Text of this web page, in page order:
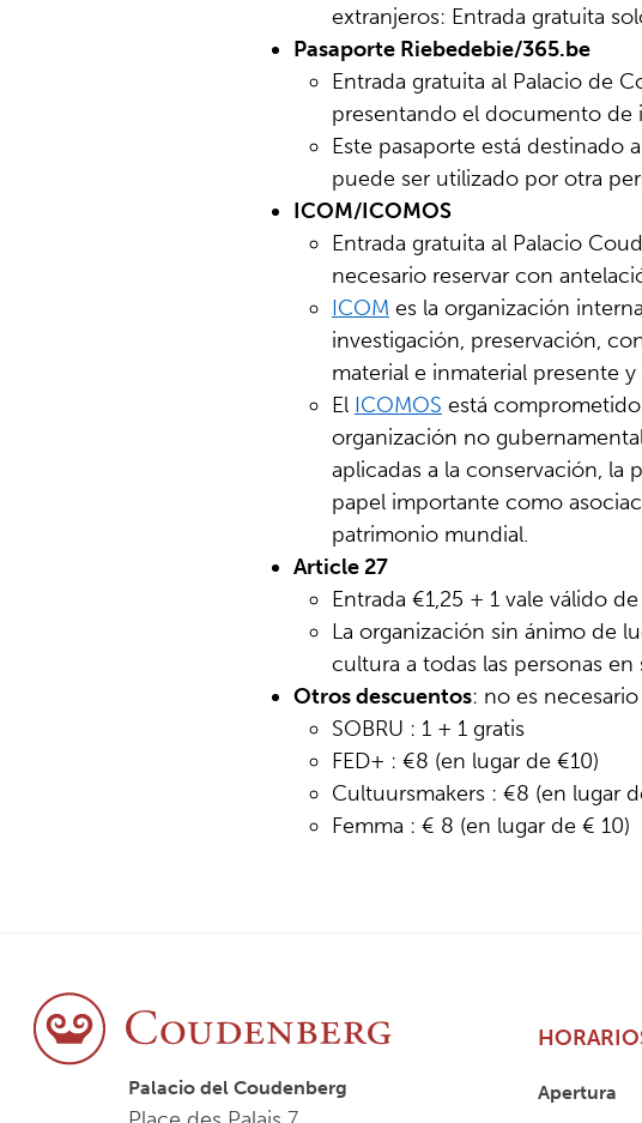
extranjeros: Entrada gratuita
Pasaporte Riebedebie/365.be
Entrada gratuita al Palacio de
presentando el documento de
Este pasaporte está destinado
puede ser utilizado por otra
ICOM/ICOMOS
Entrada gratuita al Palacio
necesario reservar con
ICOM es la organización
investigación, preservación,
material e inmaterial presente
El ICOMOS está
organización no
aplicadas a la conservación, la
papel importante como
patrimonio mundial.
Article 27
Entrada €1,25 + 1 vale válido
La organización sin ánimo de
cultura a todas las personas
Otros descuentos: no es
SOBRU : 1 + 1 gratis
FED+ : €8 (en lugar de €10)
Cultuursmakers : €8 (en lugar
Femma : € 8 (en lugar de € 10)
Palacio del Coudenberg Apertura